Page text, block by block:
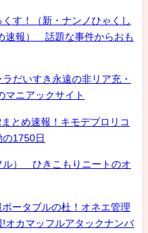
す！（新・ナンノひゃくし
速報） 話題な事件からおも
だいすき永遠の非リア充・
マニアックサイト
とめ速報！キモデブロリコ
の1750日
ル） ひきこもりニートのオ
ータブルの杜！オネエ管理
オカマッフルアタックナンバ